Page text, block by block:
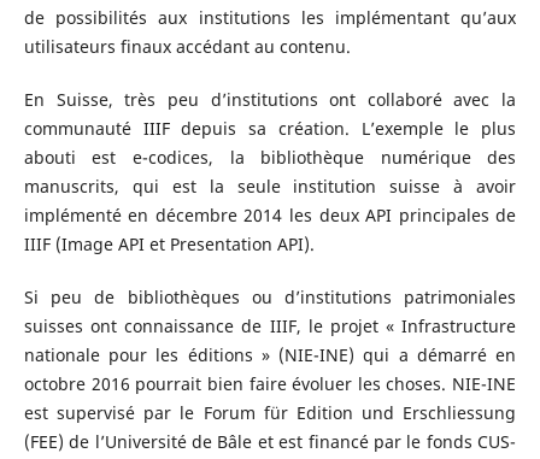
de possibilités aux institutions les implémentant qu’aux
utilisateurs finaux accédant au contenu.
En Suisse, très peu d’institutions ont collaboré avec la
communauté IIIF depuis sa création. L’exemple le plus
abouti est e-codices, la bibliothèque numérique des
manuscrits, qui est la seule institution suisse à avoir
implémenté en décembre 2014 les deux API principales de
IIIF (Image API et Presentation API).
Si peu de bibliothèques ou d’institutions patrimoniales
suisses ont connaissance de IIIF, le projet « Infrastructure
nationale pour les éditions » (NIE-INE) qui a démarré en
octobre 2016 pourrait bien faire évoluer les choses. NIE-INE
est supervisé par le Forum für Edition und Erschliessung
(FEE) de l’Université de Bâle et est financé par le fonds CUS-